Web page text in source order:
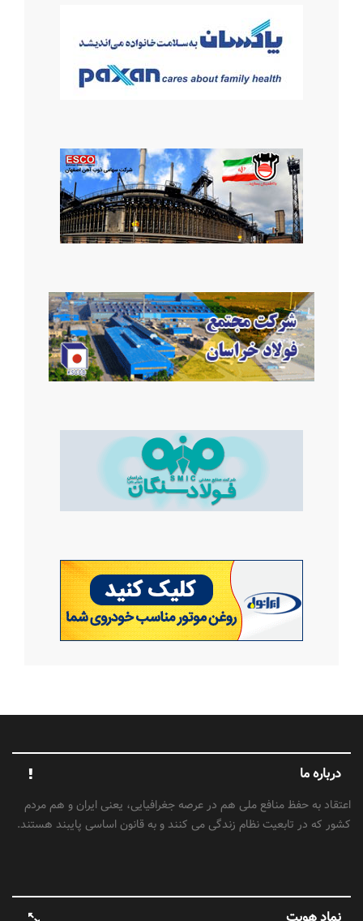
درباره ما
اعتقاد به حفظ منافع ملی هم در عرصه جغرافیایی، یعنی ایران و هم مردم
کشور که در تابعیت نظام زندگی می کنند و به قانون اساسی پایبند هستند.